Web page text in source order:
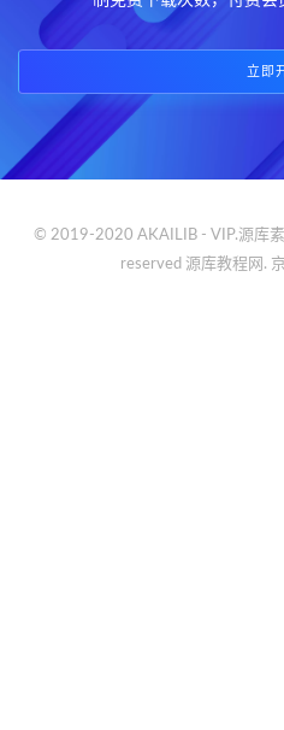
立即
© 2019-2020 AKAILIB - VIP.源库
reserved 源库教程网.